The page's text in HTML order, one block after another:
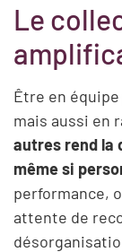
Le
Être en
mais aussi en
autres rend la
même si
performance,
attente de